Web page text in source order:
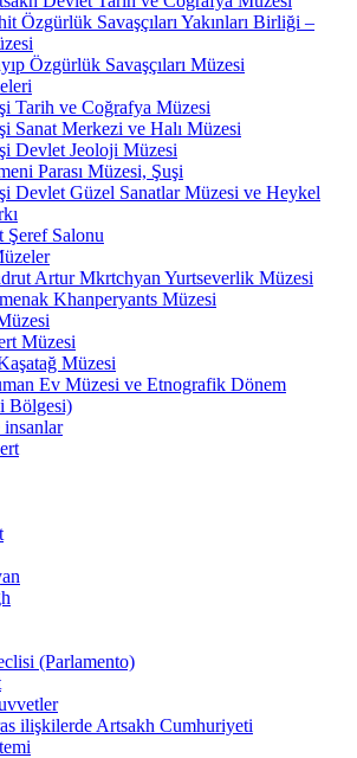
Özgürlük Savaşçıları Yakınları Birliği –
Özgürlük Savaşçıları Müzesi
Tarih ve Coğrafya Müzesi
Sanat Merkezi ve Halı Müzesi
Devlet Jeoloji Müzesi
Parası Müzesi, Şuşi
Devlet Güzel Sanatlar Müzesi ve Heykel
Şeref Salonu
Artur Mkrtchyan Yurtseverlik Müzesi
Khanperyants Müzesi
Müzesi
Müzesi
Ev Müzesi ve Etnografik Dönem
Bölgesi)
insanlar
(Parlamento)
ilişkilerde Artsakh Cumhuriyeti